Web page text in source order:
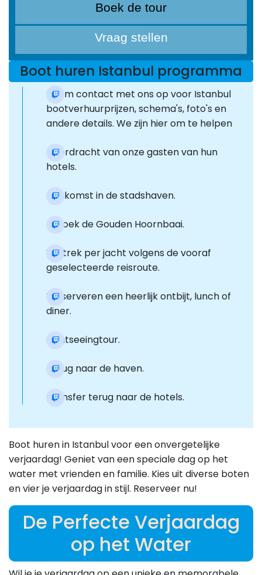
Boek de tour
Vraag stellen
Boot huren Istanbul programma
Neem contact met ons op voor Istanbul
bootverhuurprijzen, schema's, foto's en
andere details. We zijn hier om te helpen
Overdracht van onze gasten van hun
hotels.
Aankomst in de stadshaven.
Bezoek de Gouden Hoornbaai.
Vertrek per jacht volgens de vooraf
geselecteerde reisroute.
Wij serveren een heerlijk ontbijt, lunch of
diner.
Sightseeingtour.
Terug naar de haven.
Transfer terug naar de hotels.
Boot huren in Istanbul voor een onvergetelijke
verjaardag! Geniet van een speciale dag op het
water met vrienden en familie. Kies uit diverse boten
en vier je verjaardag in stijl. Reserveer nu!
De Perfecte Verjaardag
op het Water